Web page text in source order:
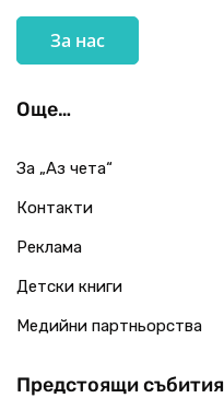
За нас
Още…
За „Аз чета“
Контакти
Реклама
Детски книги
Медийни партньорства
Предстоящи събития